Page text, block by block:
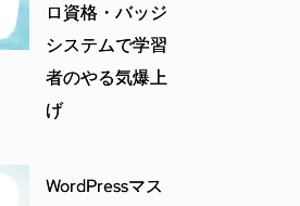
ロ資格・バッジ
システムで学習
者のやる気爆上
げ
WordPressマス